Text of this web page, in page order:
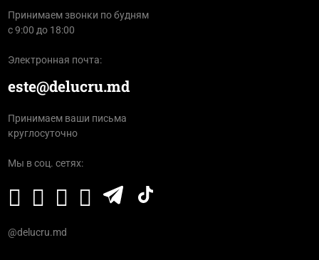
Принимаем звонки по будням
с 9:00 до 18:00
Электронная почта:
este@delucru.md
Принимаем ваши письма
круглосуточно
Мы в соц. сетях:
@delucru.md